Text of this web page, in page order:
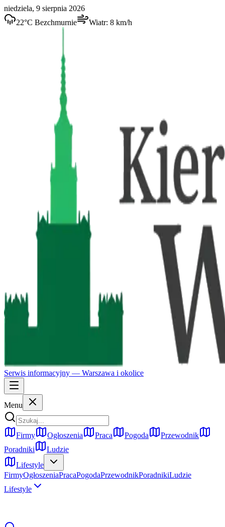
niedziela, 9 sierpnia 2026
22°C Bezchmurnie Wiatr: 8 km/h
Serwis informacyjny — Warszawa i okolice
Menu
Firmy Ogłoszenia Praca Pogoda
Przewodnik
Poradniki
Ludzie
Lifestyle
FirmyOgłoszeniaPracaPogodaPrzewodnikPoradnikiLudzie
Lifestyle